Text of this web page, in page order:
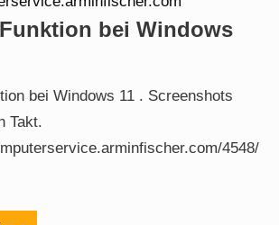
bei Windows
bei Windows 11 . Screenshots
Takt.
4548/